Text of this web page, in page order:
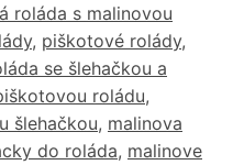
roláda s malinovou
, piškotové rolády,
se šlehačkou a
roládu,
šlehačkou, malinova
do roláda, malinove